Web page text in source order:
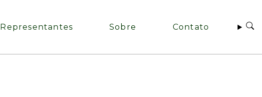
Representantes Sobre Contato